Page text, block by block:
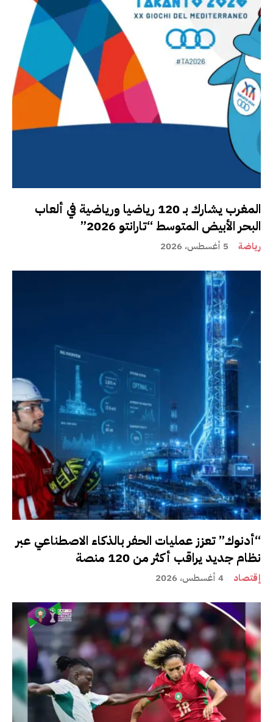
المغرب يشارك بـ 120 رياضيا ورياضية في ألعاب
البحر الأبيض المتوسط “تارانتو 2026”
رياضة 5 أغسطس، 2026
“أدنوك” تعزز عمليات الحفر بالذكاء الاصطناعي عبر
نظام جديد يراقب أكثر من 120 منصة
إقتصاد 4 أغسطس، 2026